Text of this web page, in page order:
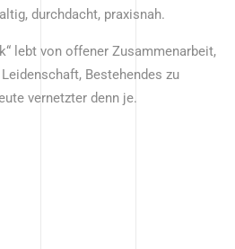
durchdacht, praxisnah.
lebt von offener Zusammenarbeit,
Bestehendes zu
vernetzter denn je.